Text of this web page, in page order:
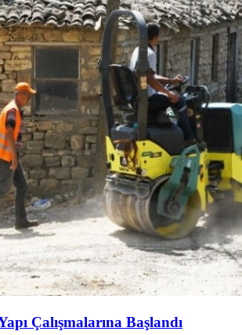
Çalışmalarına Başlandı